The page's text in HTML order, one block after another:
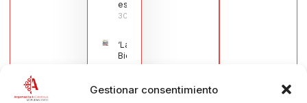
Gestionar consentimiento
española
30/07/2026
‘La
Bienvenida’,
estampa de
de la Virgen